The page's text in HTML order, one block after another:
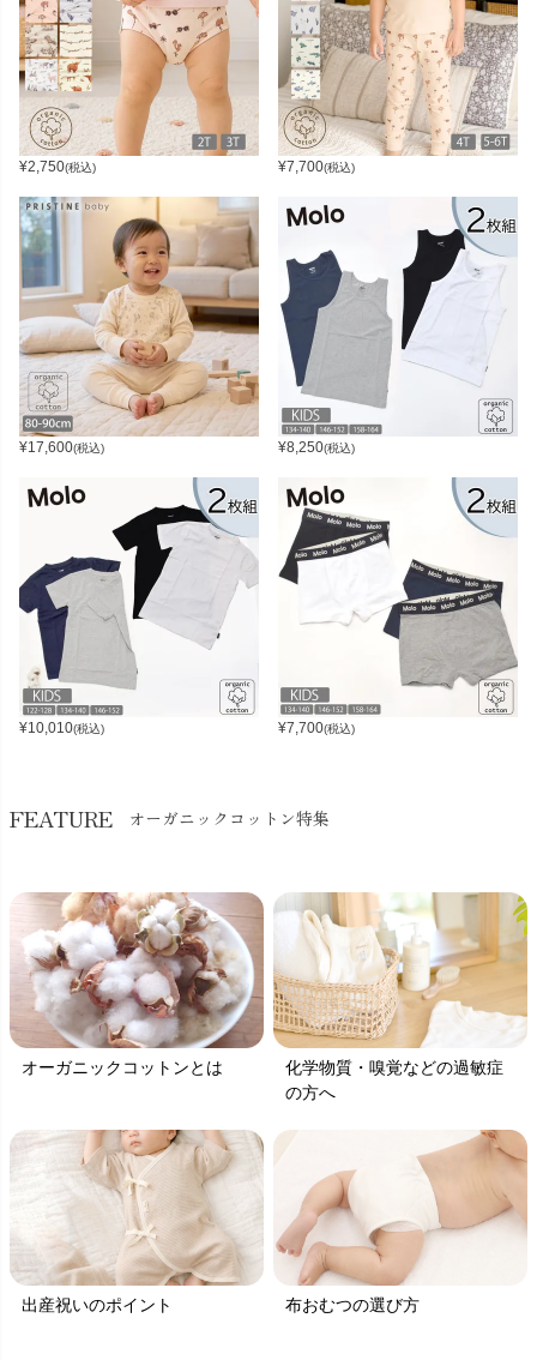
¥2,750(税込) ¥7,700(税込)
¥17,600(税込) ¥8,250(税込)
¥10,010(税込) ¥7,700(税込)
FEATURE オーガニックコットン特集
オーガニックコットンとは
化学物質・嗅覚などの過敏症
の方へ
出産祝いのポイント 布おむつの選び方